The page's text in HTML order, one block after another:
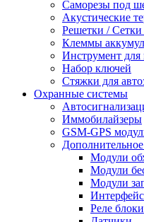
Саморезы под
Акустические
Решетки /
Клеммы
Инструмент
Набор ключей
Стяжки для
Охранные системы
Иммобилайзеры
GSM-GPS
Модули
Модули
Модули
Реле